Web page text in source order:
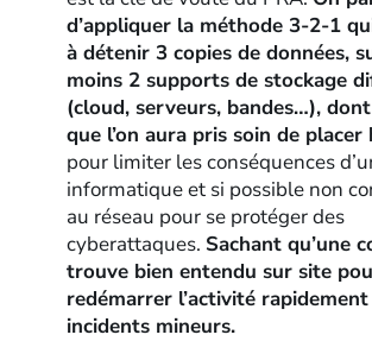
d’appliquer la méthode 3-2-1
à détenir 3 copies de données,
moins 2 supports de stockage
(cloud, serveurs, bandes…),
que l’on aura pris soin de
pour limiter les conséquences
informatique et si possible non
au réseau pour se protéger des
cyberattaques. Sachant qu’une
trouve bien entendu sur site
redémarrer l’activité
incidents mineurs.